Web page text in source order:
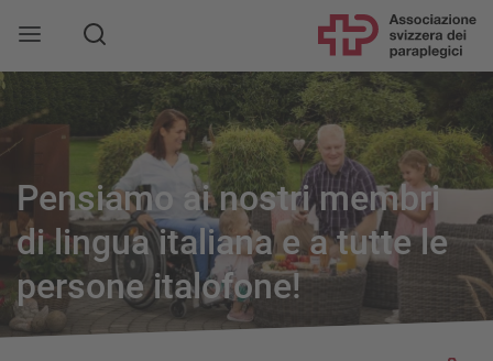
Pensiamo ai nostri membri
di lingua italiana e a tutte le
persone italofone!